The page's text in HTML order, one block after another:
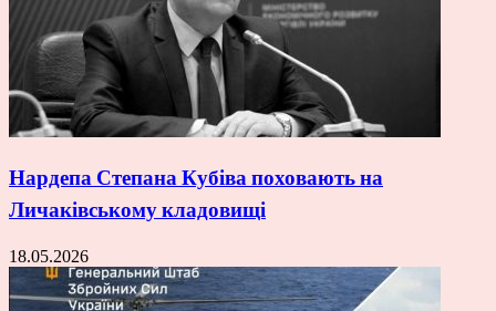
Нардепа Степана Кубіва поховають на
Личаківському кладовищі
18.05.2026